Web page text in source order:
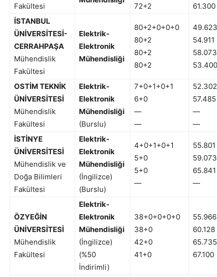
Fakültesi
72+2
61.300
İSTANBUL
ÜNİVERSİTESİ-
CERRAHPAŞA
Mühendislik
Fakültesi
Elektrik-
Elektronik
Mühendisliği
80+2+0+0+0
80+2
80+2
80+2
49.623
54.911
58.073
53.400
OSTİM TEKNİK
ÜNİVERSİTESİ
Mühendislik
Fakültesi
Elektrik-
Elektronik
Mühendisliği
(Burslu)
7+0+1+0+1
6+0
—
—
52.302
57.485
—
—
İSTİNYE
ÜNİVERSİTESİ
Mühendislik ve
Doğa Bilimleri
Fakültesi
Elektrik-
Elektronik
Mühendisliği
(İngilizce)
(Burslu)
4+0+1+0+1
5+0
5+0
—
55.801
59.073
65.841
—
ÖZYEĞİN
ÜNİVERSİTESİ
Mühendislik
Fakültesi
Elektrik-
Elektronik
Mühendisliği
(İngilizce)
(%50
İndirimli)
38+0+0+0+0
38+0
42+0
41+0
55.966
60.128
65.735
67.100